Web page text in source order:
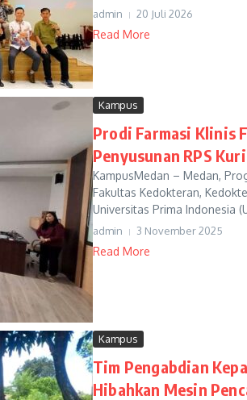
admin 20 Juli 2026
Read More
Kampus
Prodi Farmasi Klinis
Penyusunan RPS
KampusMedan – Medan,
Fakultas Kedokteran,
Universitas Prima Indonesia
admin 3 November 2025
Read More
Kampus
Tim Pengabdian
Hibahkan Mesin